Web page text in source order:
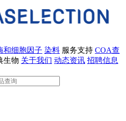
和细胞因子 染料 服务支持 COA查
生物 关于我们 动态资讯 招聘信息